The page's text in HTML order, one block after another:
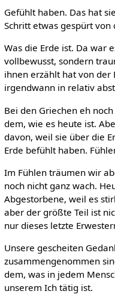
Gefühlt haben. Das hat
Schritt etwas gespürt von
Was die Erde ist. Da war
vollbewusst, sondern
ihnen erzählt hat von der
irgendwann in relativ
Bei den Griechen eh
dem, wie es heute ist.
davon, weil sie über die
Erde befühlt haben.
Im Fühlen träumen wir
noch nicht ganz wach.
Abgestorbene, weil es
aber der größte Teil ist
nur dieses letzte
Unsere gescheiten
zusammengenommen
dem, was in jedem
unserem Ich tätig ist.